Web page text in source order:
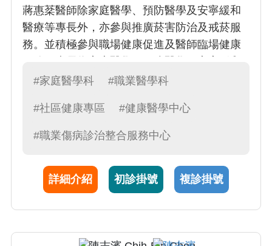
蔣惠棻醫師除家庭醫學、預防醫學及安寧緩和
醫療等專長外，亦參與推廣菸害防治及戒菸服
務。並積極參與職場健康促進及醫師臨場健康
醫療。主要診治常見急性健康問題如感冒、腸
壓、糖尿病、高血脂症等等。另外也針對戒菸
方面提供衛教及諮詢。
#家庭醫學科 #職業醫學科
#社區健康專區 #健康醫學中心
#職業傷病診治整合服務中心
詳細介紹 初診掛號 複診掛號